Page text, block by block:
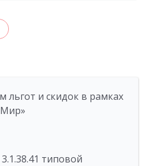
льгот и скидок в рамках
типовой